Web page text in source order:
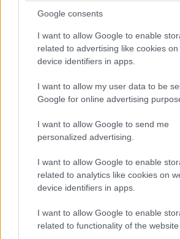
Google consents
I want to allow Google to enable
related to advertising like cookies
device identifiers in apps.
I want to allow my user data to be
Google for online advertising
I want to allow Google to send me
personalized advertising.
I want to allow Google to enable
related to analytics like cookies on
device identifiers in apps.
I want to allow Google to enable
related to functionality of the website
Forse è proprio questa
ancora da cogliere.Fare della
ostacolo all’amministrazione,
amministrazione: più veloce
l’errore dall’illecito e più
cittadini.
Perché chi amministra in buona
poter dormire altrettanto
che qualcuno continua a